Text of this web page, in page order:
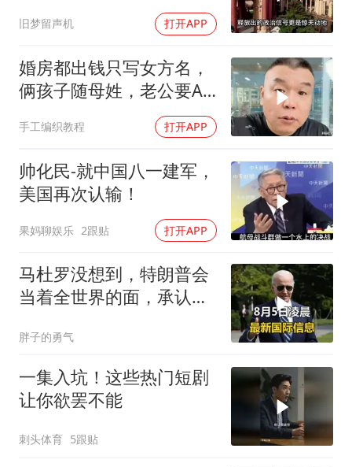
旧梦留声机 打开APP
婚房都出钱只写女方名，
俩孩子随母姓，老公要AA
手工编织教程 打开APP
帅化民-就中国八一建军，
美国再次认输！
果妈聊娱乐 2跟贴 打开APP
马杜罗没想到，特朗普会
当着全世界的面，承认一
胖子的勇气
一集入坑！这些热门短剧
让你欲罢不能
刺头体育 5跟贴